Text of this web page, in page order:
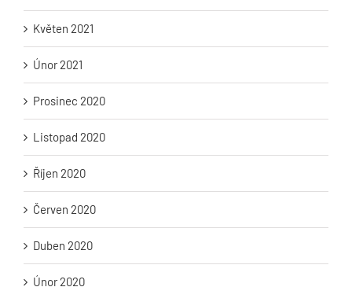
Květen 2021
Únor 2021
Prosinec 2020
Listopad 2020
Říjen 2020
Červen 2020
Duben 2020
Únor 2020